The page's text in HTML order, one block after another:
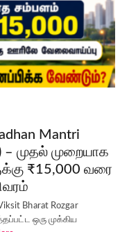
Mantri
– முதல் முறையாக
₹15,000 வரை
Bharat Rozgar
ஒரு முக்கிய